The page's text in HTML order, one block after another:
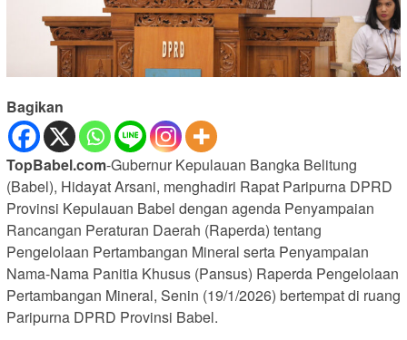
Bagikan
TopBabel.com-Gubernur Kepulauan Bangka Belitung
(Babel), Hidayat Arsani, menghadiri Rapat Paripurna DPRD
Provinsi Kepulauan Babel dengan agenda Penyampaian
Rancangan Peraturan Daerah (Raperda) tentang
Pengelolaan Pertambangan Mineral serta Penyampaian
Nama-Nama Panitia Khusus (Pansus) Raperda Pengelolaan
Pertambangan Mineral, Senin (19/1/2026) bertempat di ruang
Paripurna DPRD Provinsi Babel.